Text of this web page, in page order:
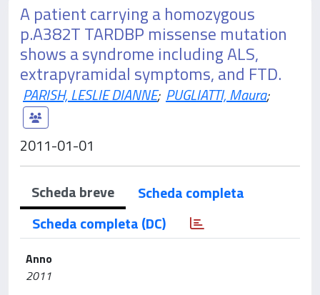
A patient carrying a homozygous
p.A382T TARDBP missense mutation
shows a syndrome including ALS,
extrapyramidal symptoms, and FTD.
PARISH, LESLIE DIANNE; PUGLIATTI, Maura;
2011-01-01
Scheda breve
Scheda completa
Scheda completa (DC)
Anno
2011